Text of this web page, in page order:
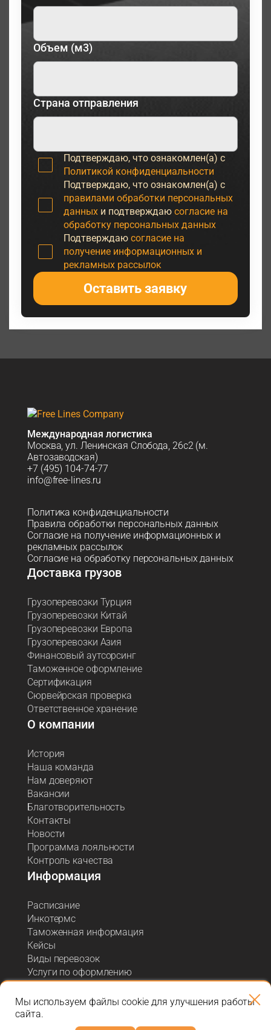
Объем (м3)
Страна отправления
Подтверждаю, что ознакомлен(а) с
Политикой конфиденциальности
Подтверждаю, что ознакомлен(а) с
правилами обработки персональных
данныхи подтверждаю согласие на
обработку персональных данных
Подтверждаю согласие на
получение информационных и
рекламных рассылок
Оставить заявку
Международная логистика
Москва, ул. Ленинская Слобода, 26с2 (м.
Автозаводская)
+7 (495) 104-74-77
info@free-lines.ru
Политика конфиденциальности
Правила обработки персональных данных
Согласие на получение информационных и
рекламных рассылок
Согласие на обработку персональных данных
Доставка грузов
Грузоперевозки Турция
Грузоперевозки Китай
Грузоперевозки Европа
Грузоперевозки Азия
Финансовый аутсорсинг
Таможенное оформление
Сертификация
Сюрвейрская проверка
Ответственное хранение
О компании
История
Наша команда
Нам доверяют
Вакансии
Благотворительность
Контакты
Новости
Программа лояльности
Контроль качества
Информация
Расписание
Инкотермс
Таможенная информация
Кейсы
Виды перевозок
Услуги по оформлению
Акции и спецпредложения
Блог о логистике
Мы используем файлы cookie для улучшения работы
сайта.